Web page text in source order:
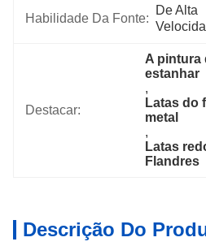
Habilidade Da Fonte:
De Alta
Destacar:
A pintura
estanhar
,
Latas do
metal
,
Latas
Flandres
Descrição Do